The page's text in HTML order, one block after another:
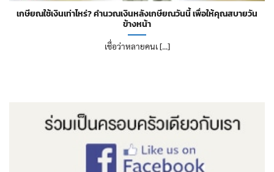
เกษียณใช้เงินเท่าไหร่? คำนวณเงินหลังเกษียณวันนี้ เพื่อให้คุณสบายวัน
ข้างหน้า
เชื่อว่าหลายคนเ [...]